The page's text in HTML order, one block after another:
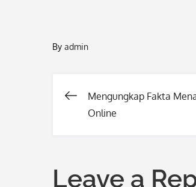
By admin
Post
Mengungkap Fakta
Online
Leave a